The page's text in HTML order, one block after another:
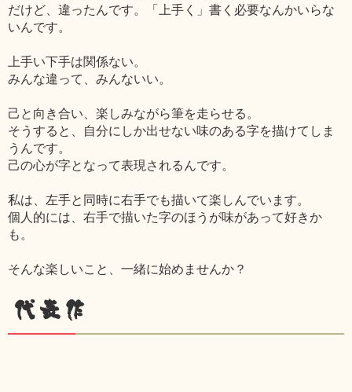
だけど、違ったんです。「上手く」書く必要なんかいらな
いんです。
上手い下手は関係ない。
みんな違って、みんないい。
己と向き合い、楽しみながら筆を走らせる。
そうすると、自分にしか出せない味のある字を描けてしま
うんです。
己の心が字となって表現されるんです。
私は、左手と同時に右手でも描いて楽しんでいます。
個人的には、右手で描いた字のほうが味があって好きか
も。
そんな楽しいこと、一緒に始めませんか？
代表作